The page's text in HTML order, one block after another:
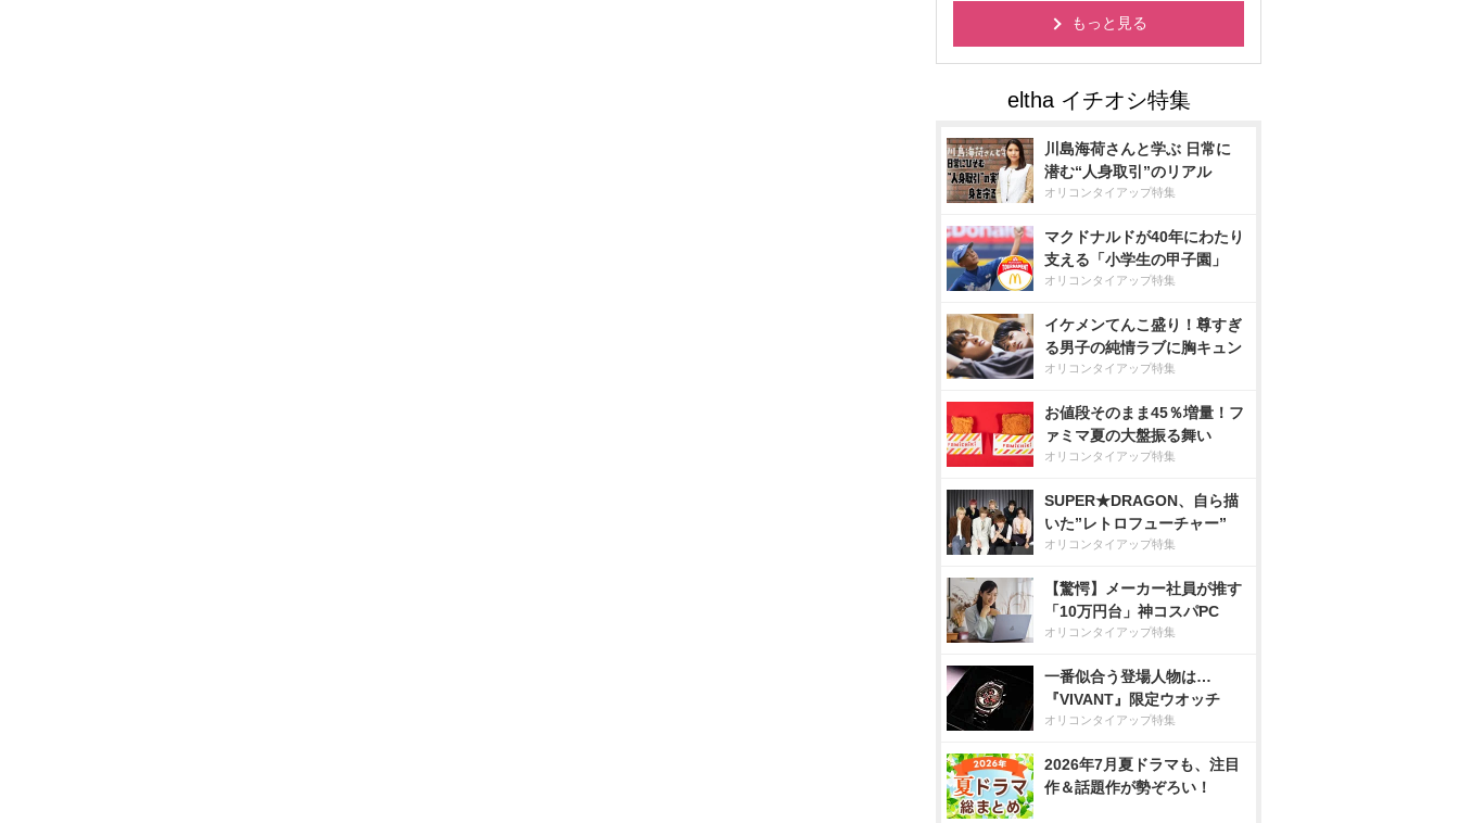
もっと見る
川島海荷さんと学ぶ 日常に
潜む“人身取引”のリアル
オリコンタイアップ特集
マクドナルドが40年にわたり
支える「小学生の甲子園」
オリコンタイアップ特集
イケメンてんこ盛り！尊すぎ
る男子の純情ラブに胸キュン
オリコンタイアップ特集
お値段そのまま45％増量！フ
ァミマ夏の大盤振る舞い
オリコンタイアップ特集
SUPER★DRAGON、自ら描
いた”レトロフューチャー”
オリコンタイアップ特集
【驚愕】メーカー社員が推す
「10万円台」神コスパPC
オリコンタイアップ特集
一番似合う登場人物は…
『VIVANT』限定ウオッチ
オリコンタイアップ特集
2026年7月夏ドラマも、注目
作＆話題作が勢ぞろい！